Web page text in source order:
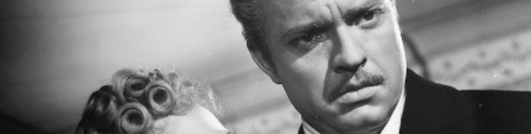
NEWSLETTER